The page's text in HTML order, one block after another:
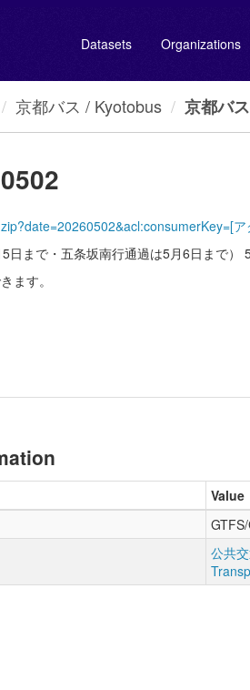
Datasets Organizations
京都バス / Kyotobus 京都バ
ア
日まで・五条坂南行通過は5月6日まで）
ます。
Value
公共